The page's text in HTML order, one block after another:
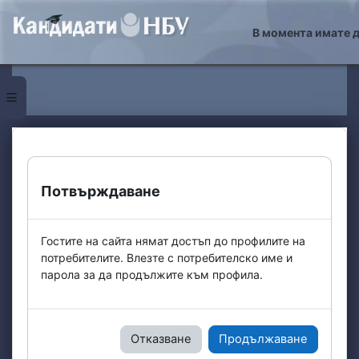
Страничен панел
В момента имате
Потвърждаване
Гостите на сайта нямат достъп до профилите на
потребителите. Влезте с потребителско име и
парола за да продължите към профила.
Отказване Продължаване